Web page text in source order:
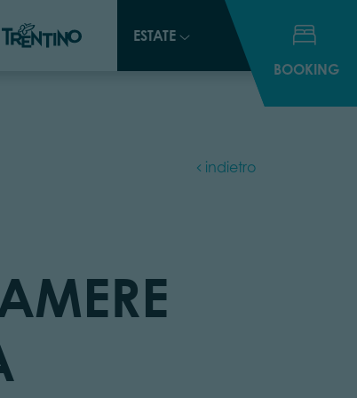
ESTATE
BOOKING
ESTATE
BOOKING
indietro